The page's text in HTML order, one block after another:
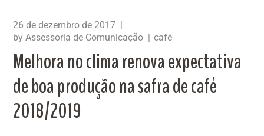
26 de dezembro de 2017
byAssessoria de Comunicação café
Melhora no clima renova expectativa
de boa produção na safra de café
2018/2019